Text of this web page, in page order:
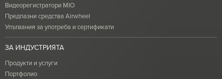
Видеорегистратори MIO
Предпазни средства Airwheel
Упътвания за употреба и сертификати
ЗА ИНДУСТРИЯТА
Продукти и услуги
Портфолио